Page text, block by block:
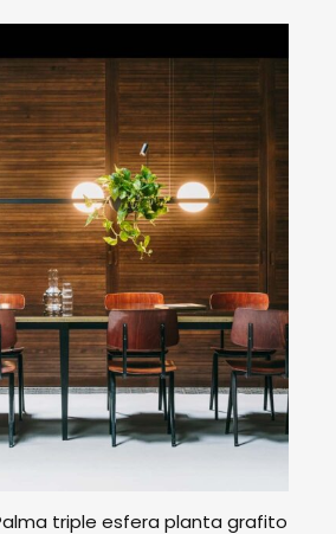
triple esfera planta grafito